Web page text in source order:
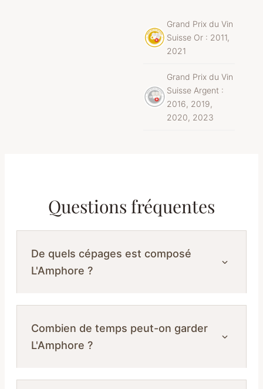
Grand Prix du Vin
Suisse Or : 2011,
2021
Grand Prix du Vin
Suisse Argent :
2016, 2019,
2020, 2023
Questions fréquentes
De quels cépages est composé
L'Amphore ?
Combien de temps peut-on garder
L'Amphore ?